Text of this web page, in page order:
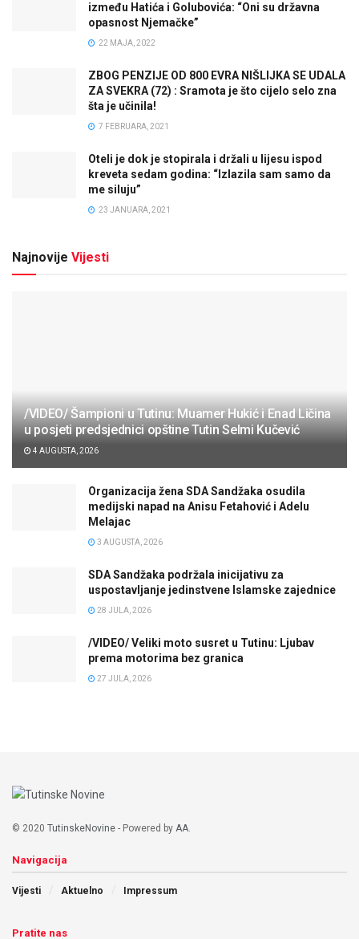
između Hatića i Golubovića: “Oni su državna
opasnost Njemačke”
22 MAJA, 2022
ZBOG PENZIJE OD 800 EVRA NIŠLIJKA SE UDALA
ZA SVEKRA (72) : Sramota je što cijelo selo zna
šta je učinila!
7 FEBRUARA, 2021
Oteli je dok je stopirala i držali u lijesu ispod
kreveta sedam godina: “Izlazila sam samo da
me siluju”
23 JANUARA, 2021
Najnovije Vijesti
/VIDEO/ Šampioni u Tutinu: Muamer Hukić i Enad Ličina
u posjeti predsjednici opštine Tutin Selmi Kučević
4 AUGUSTA, 2026
Organizacija žena SDA Sandžaka osudila
medijski napad na Anisu Fetahović i Adelu
Melajac
3 AUGUSTA, 2026
SDA Sandžaka podržala inicijativu za
uspostavljanje jedinstvene Islamske zajednice
28 JULA, 2026
/VIDEO/ Veliki moto susret u Tutinu: Ljubav
prema motorima bez granica
27 JULA, 2026
© 2020 TutinskeNovine - Powered by AA
Navigacija
Vijesti Aktuelno Impressum
Pratite nas